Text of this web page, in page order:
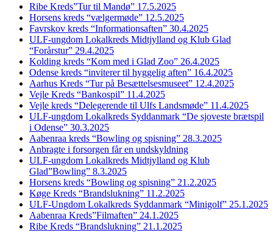
Ribe Kreds”Tur til Mandø” 17.5.2025
Horsens kreds “vælgermøde” 12.5.2025
Favrskov kreds “Informationsaften” 30.4.2025
ULF-ungdom Lokalkreds Midtjylland og Klub Glad
“Forårstur” 29.4.2025
Kolding kreds “Kom med i Glad Zoo” 26.4.2025
Odense kreds “inviterer til hyggelig aften” 16.4.2025
Aarhus Kreds “Tur på Besættelsesmuseet” 12.4.2025
Vejle Kreds “Bankospil” 11.4.2025
Vejle kreds “Delegerende til Ulfs Landsmøde” 11.4.2025
ULF-ungdom Lokalkreds Syddanmark “De sjoveste brætspil
i Odense” 30.3.2025
Aabenraa kreds “Bowling og spisning” 28.3.2025
Anbragte i forsorgen får en undskyldning
ULF-ungdom Lokalkreds Midtjylland og Klub
Glad”Bowling” 8.3.2025
Horsens kreds “Bowling og spisning” 21.2.2025
Køge Kreds “Brandslukning” 11.2.2025
ULF-Ungdom Lokalkreds Syddanmark “Minigolf” 25.1.2025
Aabenraa Kreds”Filmaften” 24.1.2025
Ribe Kreds “Brandslukning” 21.1.2025